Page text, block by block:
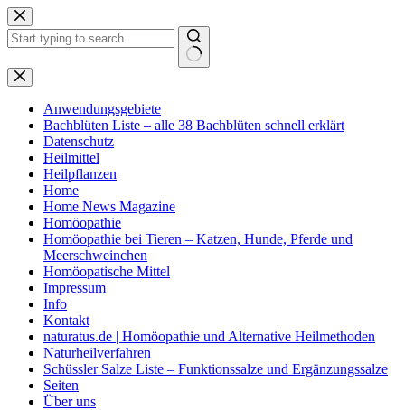
Zum
Inhalt
springen
Keine
Ergebnisse
Anwendungsgebiete
Bachblüten Liste – alle 38 Bachblüten schnell erklärt
Datenschutz
Heilmittel
Heilpflanzen
Home
Home News Magazine
Homöopathie
Homöopathie bei Tieren – Katzen, Hunde, Pferde und
Meerschweinchen
Homöopatische Mittel
Impressum
Info
Kontakt
naturatus.de | Homöopathie und Alternative Heilmethoden
Naturheilverfahren
Schüssler Salze Liste – Funktionssalze und Ergänzungssalze
Seiten
Über uns